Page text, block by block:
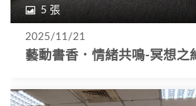
5 張
2025/11/21
藝動書香．情緒共鳴-冥想之